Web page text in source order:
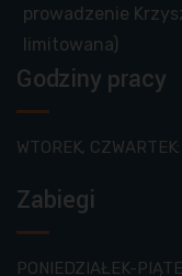
prowadzenie
limitowana)
Godziny pracy
WTOREK,
Zabiegi
PONIEDZIAŁEK-